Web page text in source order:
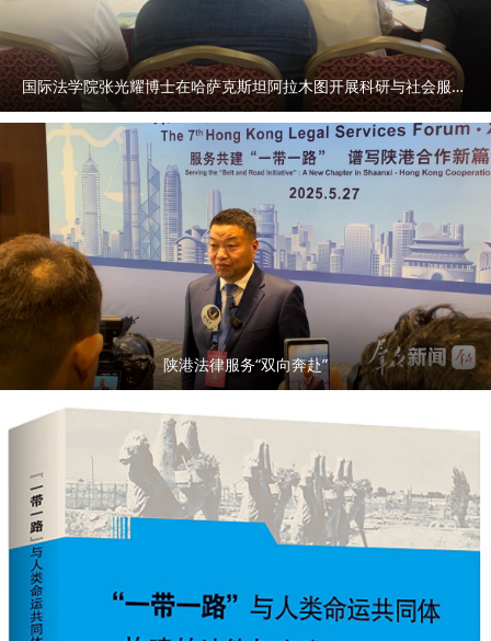
国际法学院张光耀博士在哈萨克斯坦阿拉木图开展科研与社会服务活动
陕港法律服务“双向奔赴”